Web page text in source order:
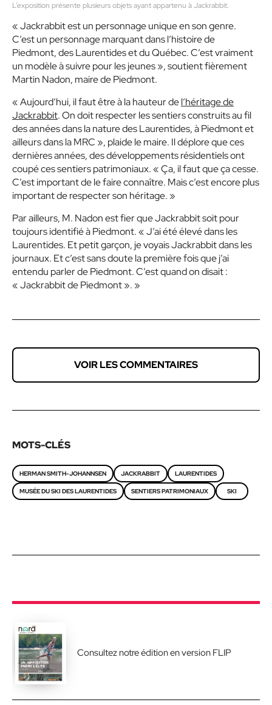
L’exposition présente plusieurs objets ayant appartenu à Jackrabbit.
« Jackrabbit est un personnage unique en son genre.
C’est un personnage marquant dans l’histoire de
Piedmont, des Laurentides et du Québec. C’est vraiment
un modèle à suivre pour les jeunes », soutient fièrement
Martin Nadon, maire de Piedmont.
« Aujourd’hui, il faut être à la hauteur del’héritage de
Jackrabbit. On doit respecter les sentiers construits au fil
des années dans la nature des Laurentides, à Piedmont et
ailleurs dans la MRC », plaide le maire. Il déplore que ces
dernières années, des développements résidentiels ont
coupé ces sentiers patrimoniaux. « Ça, il faut que ça cesse.
C’est important de le faire connaître. Mais c’est encore plus
important de respecter son héritage. »
Par ailleurs, M. Nadon est fier que Jackrabbit soit pour
toujours identifié à Piedmont. « J’ai été élevé dans les
Laurentides. Et petit garçon, je voyais Jackrabbit dans les
journaux. Et c’est sans doute la première fois que j’ai
entendu parler de Piedmont. C’est quand on disait :
« Jackrabbit de Piedmont ». »
VOIR LES COMMENTAIRES
MOTS-CLÉS
HERMAN SMITH-JOHANNSEN JACKRABBIT LAURENTIDES
MUSÉE DU SKI DES LAURENTIDES SENTIERS PATRIMONIAUX SKI
Consultez notre édition en version FLIP